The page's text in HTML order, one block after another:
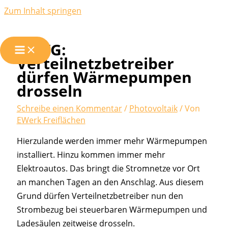
Zum Inhalt springen
EnWG:
Verteilnetzbetreiber
dürfen Wärmepumpen
drosseln
Schreibe einen Kommentar/ Photovoltaik/ Von
EWerk Freiflächen
Hierzulande werden immer mehr Wärmepumpen
installiert. Hinzu kommen immer mehr
Elektroautos. Das bringt die Stromnetze vor Ort
an manchen Tagen an den Anschlag. Aus diesem
Grund dürfen Verteilnetzbetreiber nun den
Strombezug bei steuerbaren Wärmepumpen und
Ladesäulen zeitweise drosseln.